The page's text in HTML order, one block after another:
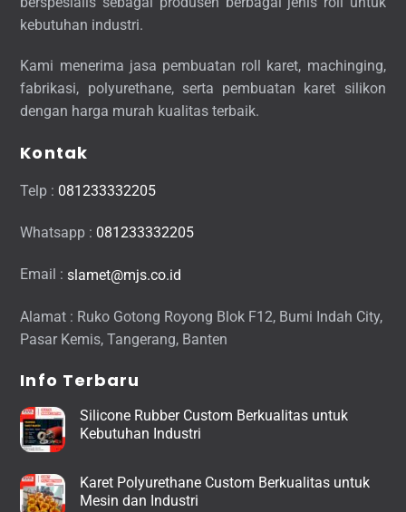
kebutuhan industri.
Kami menerima jasa pembuatan roll karet, machinging,
fabrikasi, polyurethane, serta pembuatan karet silikon
dengan harga murah kualitas terbaik.
Kontak
Telp : 081233332205
Whatsapp : 081233332205
Email :slamet@mjs.co.id
Alamat : Ruko Gotong Royong Blok F12, Bumi Indah City,
Pasar Kemis, Tangerang, Banten
Info Terbaru
Silicone Rubber Custom Berkualitas untuk
Kebutuhan Industri
Karet Polyurethane Custom Berkualitas untuk
Mesin dan Industri